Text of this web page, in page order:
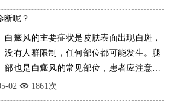
断呢？
白癜风的主要症状是皮肤表面出现白斑，
没有人群限制，任何部位都可能发生。腿
部也是白癜风的常见部位，患者应注意。
那么如何
02 1861次